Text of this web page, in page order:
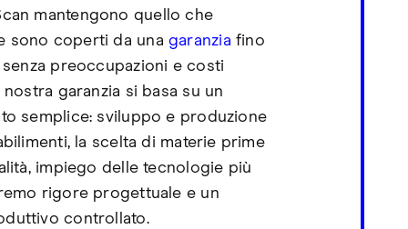
mantengono quello che
sono coperti da una garanzia fino
preoccupazioni e costi
garanzia si basa su un
semplice: sviluppo e produzione
la scelta di materie prime
impiego delle tecnologie più
rigore progettuale e un
controllato.